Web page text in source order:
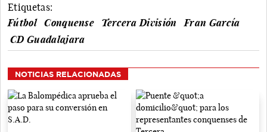
Etiquetas:
Fútbol
Conquense Tercera División
Fran García
CD Guadalajara
NOTICIAS RELACIONADAS